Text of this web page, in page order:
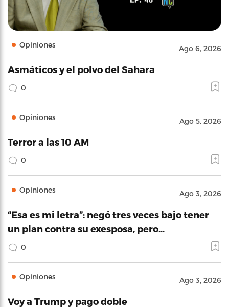
Opiniones Ago 6, 2026
Asmáticos y el polvo del Sahara
0
Opiniones Ago 5, 2026
Terror a las 10 AM
0
Opiniones Ago 3, 2026
“Esa es mi letra”: negó tres veces bajo tener
un plan contra su exesposa, pero…
0
Opiniones Ago 3, 2026
Voy a Trump y pago doble